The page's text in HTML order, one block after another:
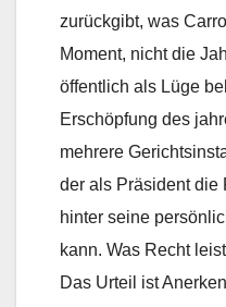
zurückgibt, was
Moment, nicht die
öffentlich als Lüge
Erschöpfung des
mehrere
der als Präsident die
hinter seine
kann. Was Recht
Das Urteil ist